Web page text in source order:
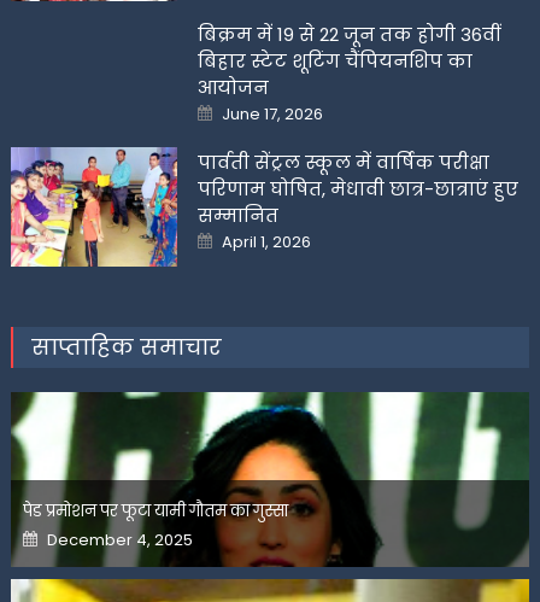
बिक्रम में 19 से 22 जून तक होगी 36वीं
बिहार स्टेट शूटिंग चैंपियनशिप का
आयोजन
Posted
on
June 17, 2026
पार्वती सेंट्रल स्कूल में वार्षिक परीक्षा
परिणाम घोषित, मेधावी छात्र-छात्राएं हुए
सम्मानित
Posted
on
April 1, 2026
साप्ताहिक समाचार
पेड प्रमोशन पर फूटा यामी गौतम का गुस्सा
Posted
on
December 4, 2025